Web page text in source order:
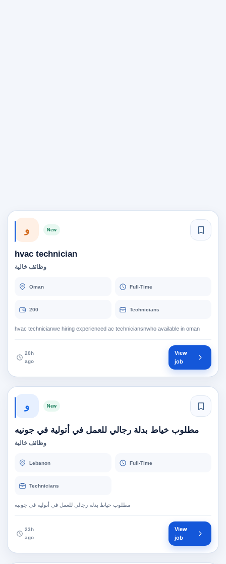
و New
hvac technician
وظائف خالية
Oman Full-Time
200 Technicians
hvac technicianwe hiring experienced ac techniciansnwho available in oman
20h
ago
View
job
و New
مطلوب خياط بدلة رجالي للعمل في أتولية في جونيه
وظائف خالية
Lebanon Full-Time
Technicians
مطلوب خياط بدلة رجالي للعمل في أتولية في جونيه
23h
ago
View
job